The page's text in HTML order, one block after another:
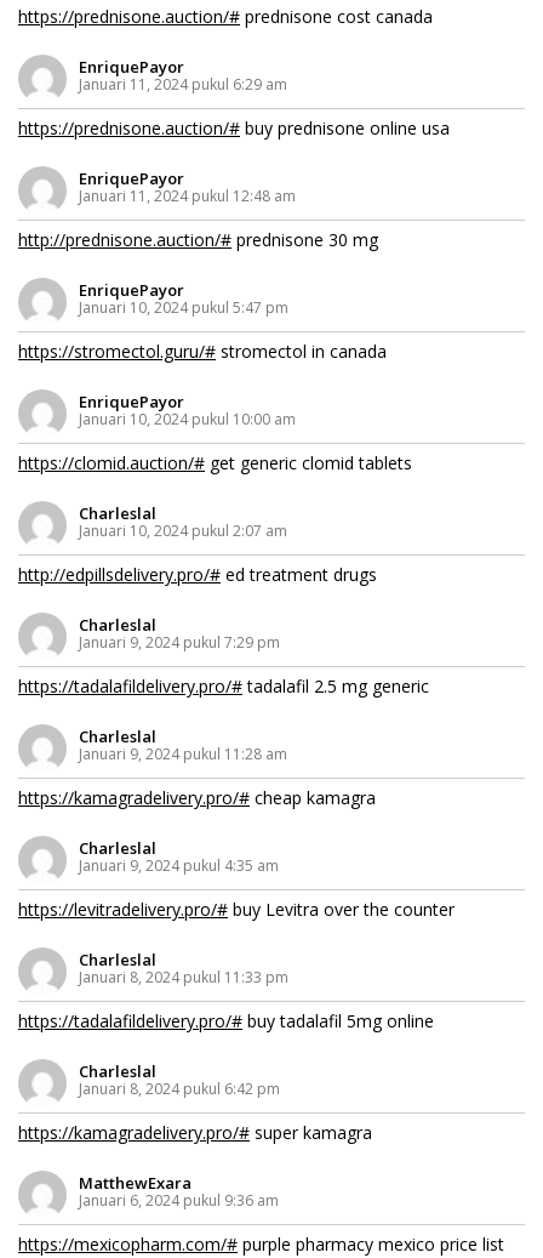
https://prednisone.auction/# prednisone cost canada
EnriquePayor
Januari 11, 2024 pukul 6:29 am
https://prednisone.auction/# buy prednisone online usa
EnriquePayor
Januari 11, 2024 pukul 12:48 am
http://prednisone.auction/# prednisone 30 mg
EnriquePayor
Januari 10, 2024 pukul 5:47 pm
https://stromectol.guru/# stromectol in canada
EnriquePayor
Januari 10, 2024 pukul 10:00 am
https://clomid.auction/# get generic clomid tablets
Charleslal
Januari 10, 2024 pukul 2:07 am
http://edpillsdelivery.pro/# ed treatment drugs
Charleslal
Januari 9, 2024 pukul 7:29 pm
https://tadalafildelivery.pro/#tadalafil 2.5 mg generic
Charleslal
Januari 9, 2024 pukul 11:28 am
https://kamagradelivery.pro/# cheap kamagra
Charleslal
Januari 9, 2024 pukul 4:35 am
https://levitradelivery.pro/# buy Levitra over the counter
Charleslal
Januari 8, 2024 pukul 11:33 pm
https://tadalafildelivery.pro/# buy tadalafil 5mg online
Charleslal
Januari 8, 2024 pukul 6:42 pm
https://kamagradelivery.pro/# super kamagra
MatthewExara
Januari 6, 2024 pukul 9:36 am
https://mexicopharm.com/# purple pharmacy mexico price list